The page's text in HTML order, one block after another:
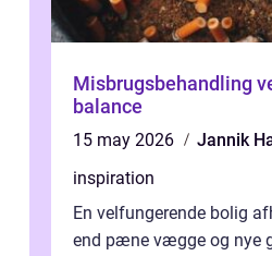
Misbrugsbehandling vejen til et liv i
balance
15 may 2026
Jannik
inspiration
En velfungerende bolig
end pæne vægge og nye